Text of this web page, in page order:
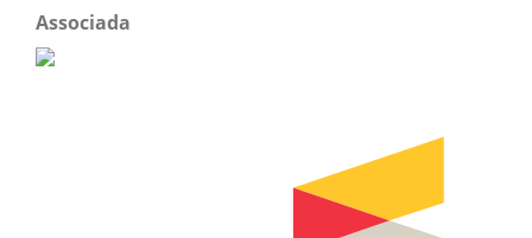
Associada